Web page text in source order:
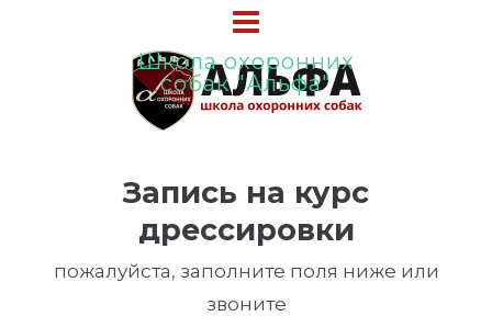
Школа охоронних
собак "Альфа"
Запись на курс
дрессировки
пожалуйста, заполните поля ниже или
звоните